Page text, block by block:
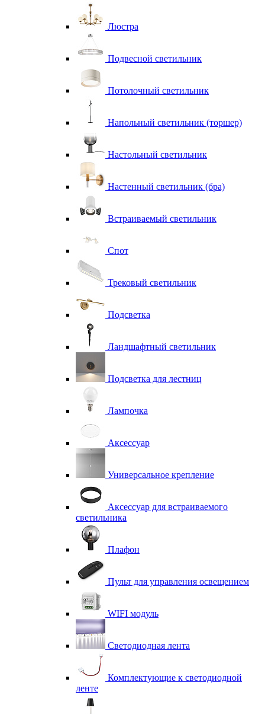
Люстра
Подвесной светильник
Потолочный светильник
Напольный светильник (торшер)
Настольный светильник
Настенный светильник (бра)
Встраиваемый светильник
Спот
Трековый светильник
Подсветка
Ландшафтный светильник
Подсветка для лестниц
Лампочка
Аксессуар
Универсальное крепление
Аксессуар для встраиваемого
светильника
Плафон
Пульт для управления освещением
WIFI модуль
Светодиодная лента
Комплектующие к светодиодной
ленте